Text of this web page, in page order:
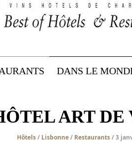
DANS LE
ART
Hôtels/ Lisbonne/ Restaurants/ 3